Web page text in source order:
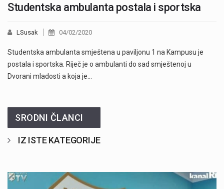
Studentska ambulanta postala i sportska
LSusak 04/02/2020
Studentska ambulanta smještena u paviljonu 1 na Kampusu je
postala i sportska. Riječ je o ambulanti do sad smještenoj u
Dvorani mladosti a koja je…
SRODNI ČLANCI
IZ ISTE KATEGORIJE